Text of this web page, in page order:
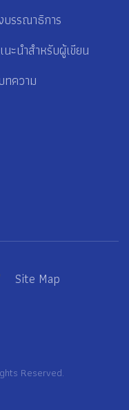
บรรณาธิการ
ะนำสำหรับผู้เขียน
ทความ
Site Map
Reserved.